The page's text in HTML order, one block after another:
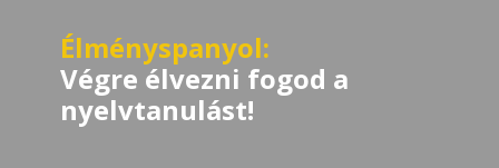
Élményspanyol:
Végre élvezni fogod a
nyelvtanulást!